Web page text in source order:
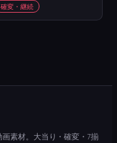
確変・継続
素材。大当り・確変・7揃